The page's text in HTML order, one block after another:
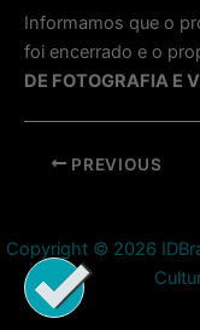
Informamos que o
foi encerrado e o
DE FOTOGRAFIA E
Post
PREVIOUS
Copyright © 2026